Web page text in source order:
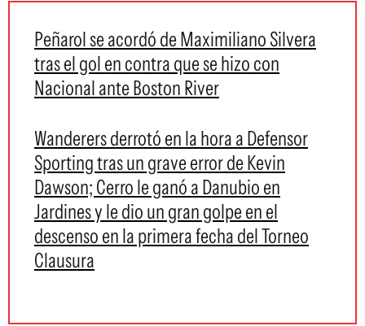
Peñarol se acordó de Maximiliano Silvera
tras el gol en contra que se hizo con
Nacional ante Boston River
Wanderers derrotó en la hora a Defensor
Sporting tras un grave error de Kevin
Dawson; Cerro le ganó a Danubio en
Jardines y le dio un gran golpe en el
descenso en la primera fecha del Torneo
Clausura